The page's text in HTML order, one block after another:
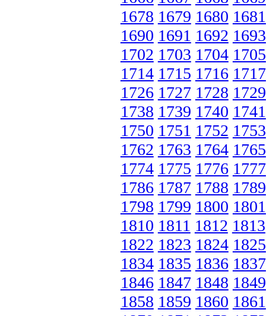
1678 1679 1680 1681
1690 1691 1692 1693
1702 1703 1704 1705
1714 1715 1716 1717
1726 1727 1728 1729
1738 1739 1740 1741
1750 1751 1752 1753
1762 1763 1764 1765
1774 1775 1776 1777
1786 1787 1788 1789
1798 1799 1800 1801
1810 1811 1812 1813
1822 1823 1824 1825
1834 1835 1836 1837
1846 1847 1848 1849
1858 1859 1860 1861